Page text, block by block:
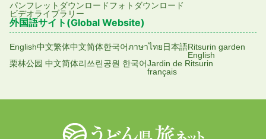
パンフレットダウンロードフォトダウンロード
ビデオライブラリー
外国語サイト(Global Website)
English中文繁体中文简体한국어ภาษาไทย日本語Ritsurin garden
English
栗林公园 中文简体리쓰린공원 한국어Jardin de Ritsurin
français